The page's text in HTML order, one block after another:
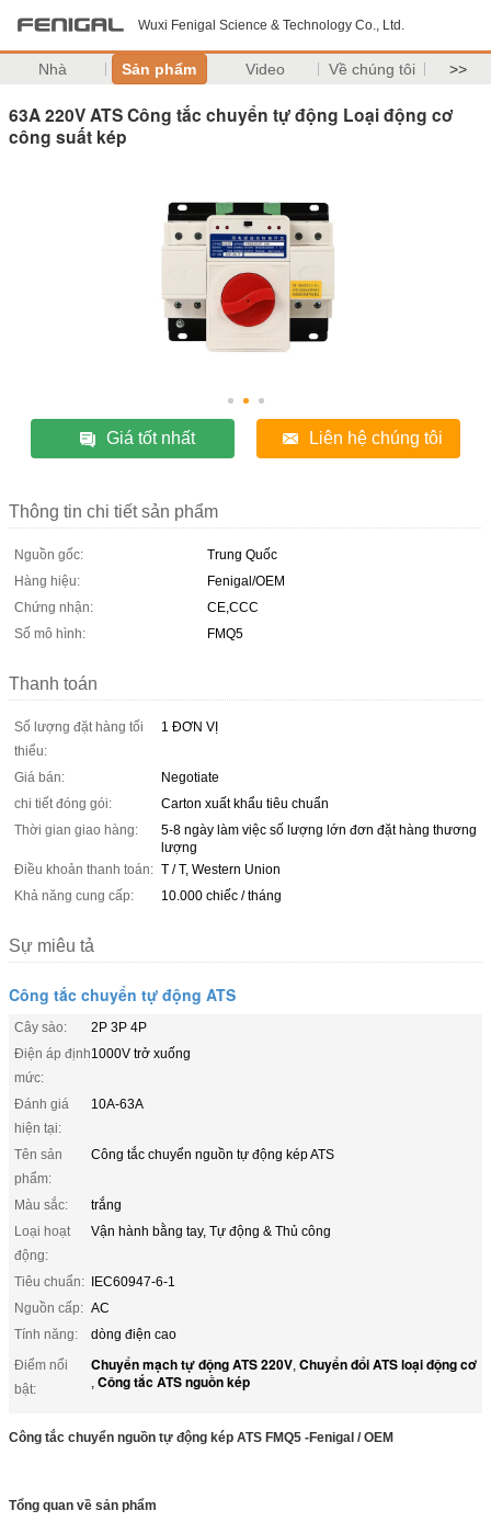
Wuxi Fenigal Science & Technology Co., Ltd.
Nhà Sản phẩm Video Về chúng tôi >>
63A 220V ATS Công tắc chuyển tự động Loại động cơ
công suất kép
Giá tốt nhất Liên hệ chúng tôi
Thông tin chi tiết sản phẩm
Nguồn gốc:
Trung Quốc
Hàng hiệu:
Fenigal/OEM
Chứng nhận:
CE,CCC
Số mô hình:
FMQ5
Thanh toán
Số lượng đặt hàng tối
thiểu:
1 ĐƠN VỊ
Giá bán:
Negotiate
chi tiết đóng gói:
Carton xuất khẩu tiêu chuẩn
Thời gian giao hàng:
5-8 ngày làm việc số lượng lớn đơn đặt hàng thương
lượng
Điều khoản thanh toán: T / T, Western Union
Khả năng cung cấp:
10.000 chiếc / tháng
Sự miêu tả
Công tắc chuyển tự động ATS
Cây sào:
2P 3P 4P
Điện áp định
mức:
1000V trở xuống
Đánh giá
hiện tại:
10A-63A
Tên sản
phẩm:
Công tắc chuyển nguồn tự động kép ATS
Màu sắc:
trắng
Loại hoạt
động:
Vận hành bằng tay, Tự động & Thủ công
Tiêu chuẩn: IEC60947-6-1
Nguồn cấp: AC
Tính năng:
dòng điện cao
Điểm nổi
bật:
Chuyển mạch tự động ATS 220V, Chuyển đổi ATS loại động cơ
, Công tắc ATS nguồn kép
Công tắc chuyển nguồn tự động kép ATS FMQ5 -Fenigal / OEM
Tổng quan về sản phẩm